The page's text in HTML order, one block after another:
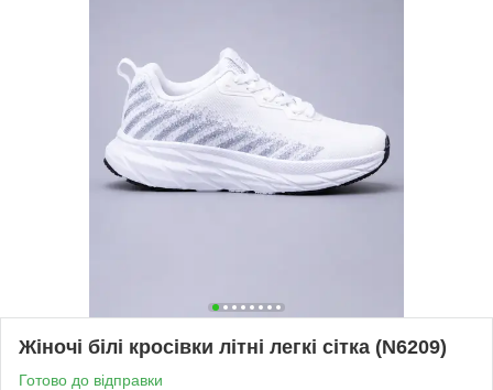
Жіночі білі кросівки літні легкі сітка (N6209)
Готово до відправки